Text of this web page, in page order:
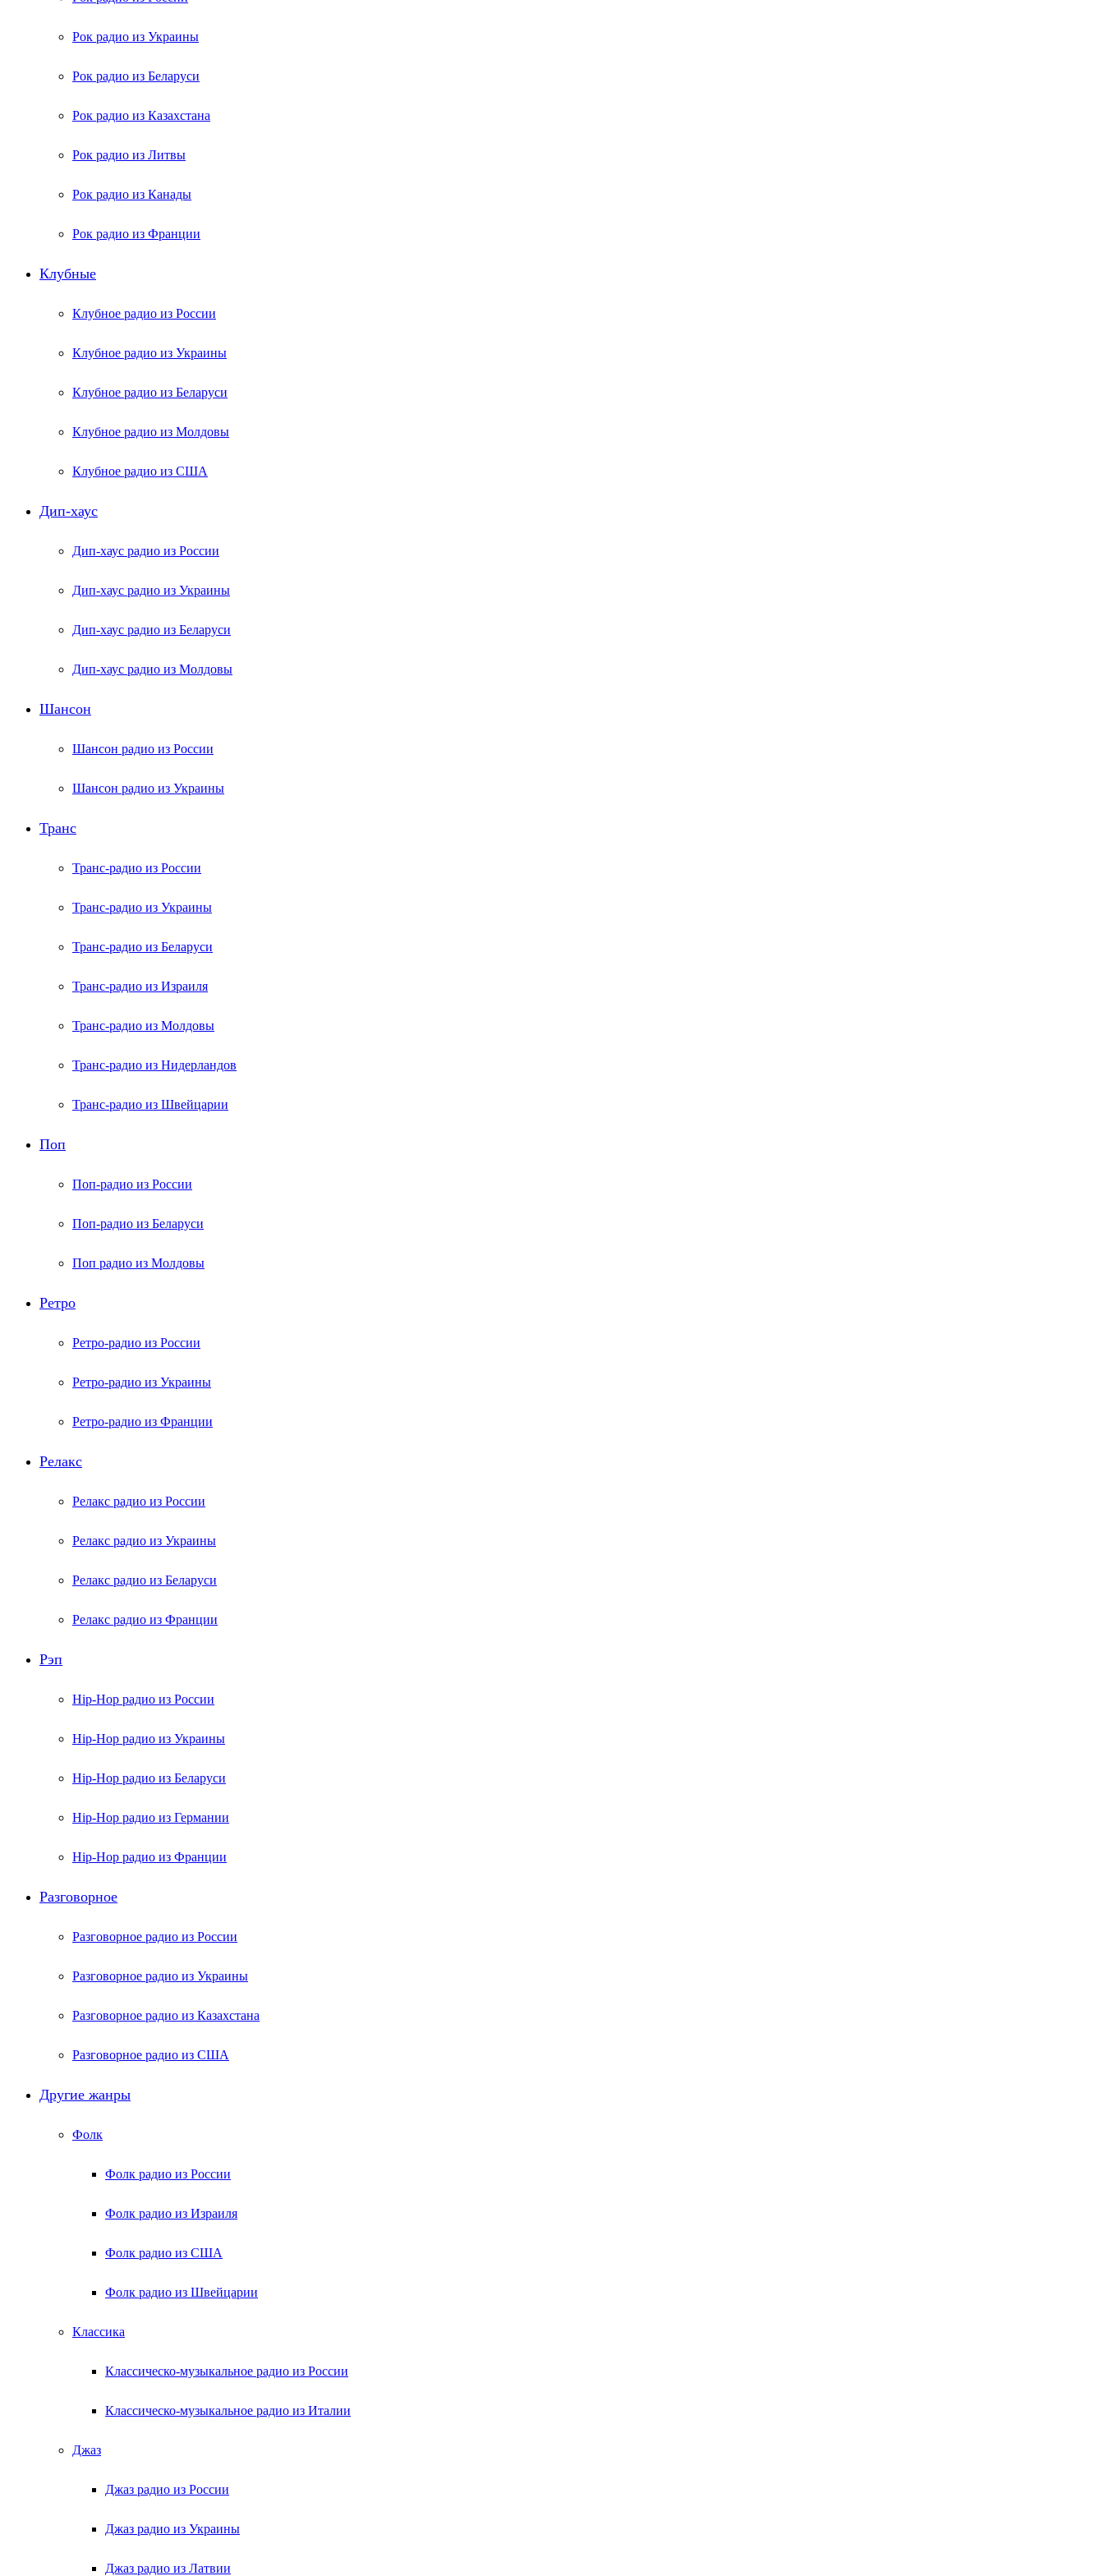
Рок радио из Украины
Рок радио из Беларуси
Рок радио из Казахстана
Рок радио из Литвы
Рок радио из Канады
Рок радио из Франции
Клубные
Клубное радио из России
Клубное радио из Украины
Клубное радио из Беларуси
Клубное радио из Молдовы
Клубное радио из США
Дип-хаус
Дип-хаус радио из России
Дип-хаус радио из Украины
Дип-хаус радио из Беларуси
Дип-хаус радио из Молдовы
Шансон
Шансон радио из России
Шансон радио из Украины
Транс
Транс-радио из России
Транс-радио из Украины
Транс-радио из Беларуси
Транс-радио из Израиля
Транс-радио из Молдовы
Транс-радио из Нидерландов
Транс-радио из Швейцарии
Поп
Поп-радио из России
Поп-радио из Беларуси
Поп радио из Молдовы
Ретро
Ретро-радио из России
Ретро-радио из Украины
Ретро-радио из Франции
Релакс
Релакс радио из России
Релакс радио из Украины
Релакс радио из Беларуси
Релакс радио из Франции
Рэп
Hip-Hop радио из России
Hip-Hop радио из Украины
Hip-Hop радио из Беларуси
Hip-Hop радио из Германии
Hip-Hop радио из Франции
Разговорное
Разговорное радио из России
Разговорное радио из Украины
Разговорное радио из Казахстана
Разговорное радио из США
Другие жанры
Фолк
Фолк радио из России
Фолк радио из Израиля
Фолк радио из США
Фолк радио из Швейцарии
Классика
Классическо-музыкальное радио из России
Классическо-музыкальное радио из Италии
Джаз
Джаз радио из России
Джаз радио из Украины
Джаз радио из Латвии